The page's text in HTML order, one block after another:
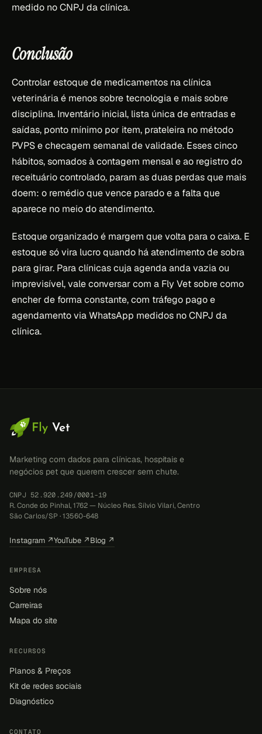
medido no CNPJ da clínica.
Conclusão
Controlar estoque de medicamentos na clínica
veterinária é menos sobre tecnologia e mais sobre
disciplina. Inventário inicial, lista única de entradas e
saídas, ponto mínimo por item, prateleira no método
PVPS e checagem semanal de validade. Esses cinco
hábitos, somados à contagem mensal e ao registro do
receituário controlado, param as duas perdas que mais
doem: o remédio que vence parado e a falta que
aparece no meio do atendimento.
Estoque organizado é margem que volta para o caixa. E
estoque só vira lucro quando há atendimento de sobra
para girar. Para clínicas cuja agenda anda vazia ou
imprevisível, vale conversar com a Fly Vet sobre como
encher de forma constante, com tráfego pago e
agendamento via WhatsApp medidos no CNPJ da
clínica.
Marketing com dados para clínicas, hospitais e
negócios pet que querem crescer sem chute.
CNPJ 52.920.249/0001-19
R. Conde do Pinhal, 1762 — Núcleo Res. Sílvio Vilari, Centro
São Carlos/SP · 13560-648
Instagram ↗YouTube ↗Blog ↗
EMPRESA
Sobre nós
Carreiras
Mapa do site
RECURSOS
Planos & Preços
Kit de redes sociais
Diagnóstico
CONTATO